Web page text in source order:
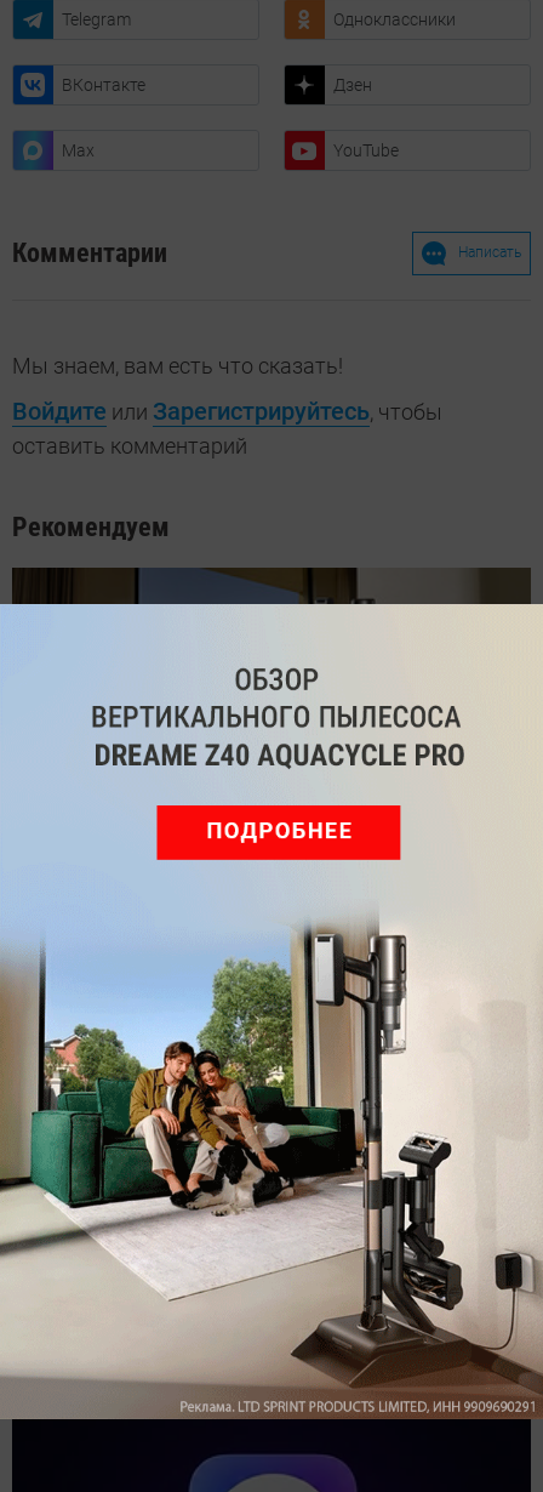
Telegram Одноклассники
ВКонтакте Дзен
Max YouTube
Комментарии Написать
Мы знаем, вам есть что сказать!
Войдите или Зарегистрируйтесь, чтобы
оставить комментарий
Рекомендуем
Обзор вертикального пылесоса Dreame Z40 AquaCycle
Pro: гибкий подход к уборке
Подпишись на наш канал в мессенджере МАХ